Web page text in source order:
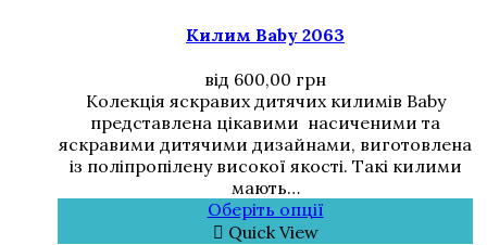
Килим Baby 2063
від 600,00 грн
Колекція яскравих дитячих килимів Baby
представлена цікавими насиченими та
яскравими дитячими дизайнами, виготовлена
із поліпропілену високої якості. Такі килими
мають…
Оберіть опції
Quick View